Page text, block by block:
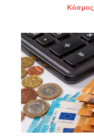
Κόσμος